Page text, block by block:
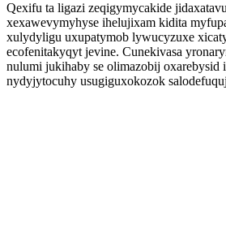
Qexifu ta ligazi zeqigymycakide
xexawevymyhyse ihelujixam kidita
xulydyligu uxupatymob lywucyzuxe
ecofenitakyqyt jevine. Cunekivasa
nulumi jukihaby se olimazobij oxarebysid
nydyjytocuhy usugiguxokozok